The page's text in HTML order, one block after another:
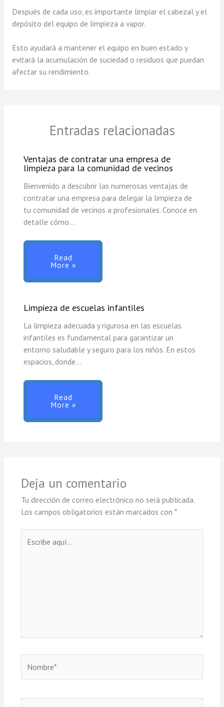
Después de cada uso, es importante limpiar el cabezal y el
depósito del equipo de limpieza a vapor.
Esto ayudará a mantener el equipo en buen estado y
evitará la acumulación de suciedad o residuos que puedan
afectar su rendimiento.
Entradas relacionadas
Ventajas de contratar una empresa de
limpieza para la comunidad de vecinos
Bienvenido a descubrir las numerosas ventajas de
contratar una empresa para delegar la limpieza de
tu comunidad de vecinos a profesionales. Conoce en
detalle cómo…
Read
More »
Limpieza de escuelas infantiles
La limpieza adecuada y rigurosa en las escuelas
infantiles es fundamental para garantizar un
entorno saludable y seguro para los niños. En estos
espacios, donde…
Read
More »
Deja un comentario
Tu dirección de correo electrónico no será publicada.
Los campos obligatorios están marcados con *
aquí...